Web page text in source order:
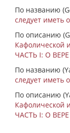
По названию
следует иметь
По описанию
Кафолической
ЧАСТЬ I: О
По названию
следует иметь
По описанию
Кафолической
ЧАСТЬ I: О